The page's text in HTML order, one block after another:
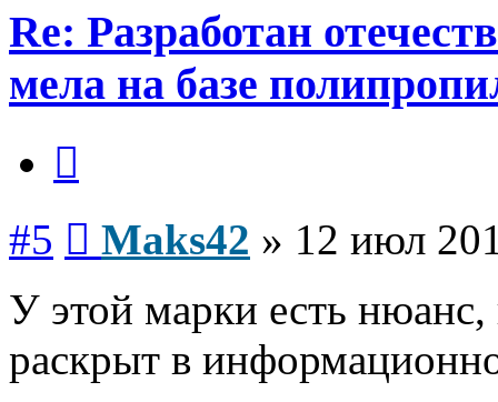
Re: Разработан
мела на базе
#5 Maks42 » 12 июл
У этой марки есть
раскрыт в